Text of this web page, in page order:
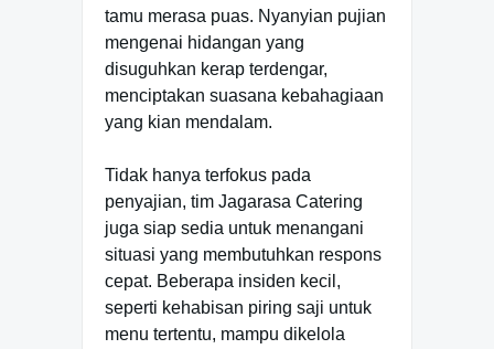
tamu merasa puas. Nyanyian pujian
mengenai hidangan yang
disuguhkan kerap terdengar,
menciptakan suasana kebahagiaan
yang kian mendalam.
Tidak hanya terfokus pada
penyajian, tim Jagarasa Catering
juga siap sedia untuk menangani
situasi yang membutuhkan respons
cepat. Beberapa insiden kecil,
seperti kehabisan piring saji untuk
menu tertentu, mampu dikelola